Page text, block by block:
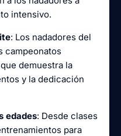
intensivo.
: Los nadadores del
campeonatos
demuestra la
y la dedicación
edades: Desde clases
para